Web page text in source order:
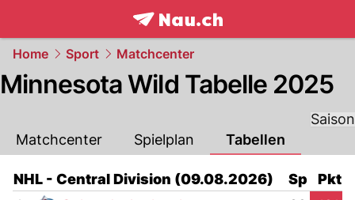
frontpage.NAU.ch
Home Sport Matchcenter
Minnesota Wild Tabelle 2025
Saison
Matchcenter
Spielplan Tabellen
NHL - Central Division (09.08.2026) Sp
Pkt